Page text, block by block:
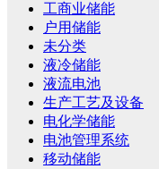
工商业储能
户用储能
未分类
液冷储能
液流电池
生产工艺及设备
电化学储能
电池管理系统
移动储能